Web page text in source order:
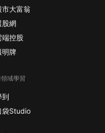
市大富翁
股網
端控股
明牌
域學習
到
袋Studio